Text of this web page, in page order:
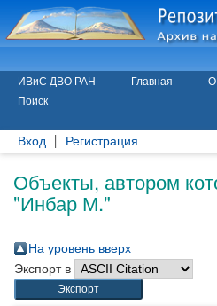
ИВиС ДВО РАН Главная О
Поиск
Вход Регистрация
Объекты, автором
"Инбар М."
На уровень вверх
Экспорт в